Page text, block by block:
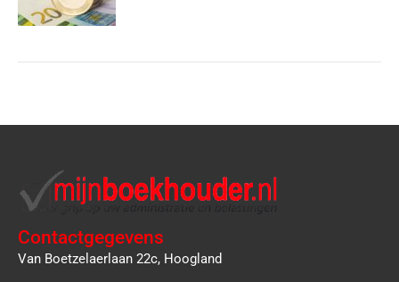
Contactgegevens
Van Boetzelaerlaan 22c, Hoogland